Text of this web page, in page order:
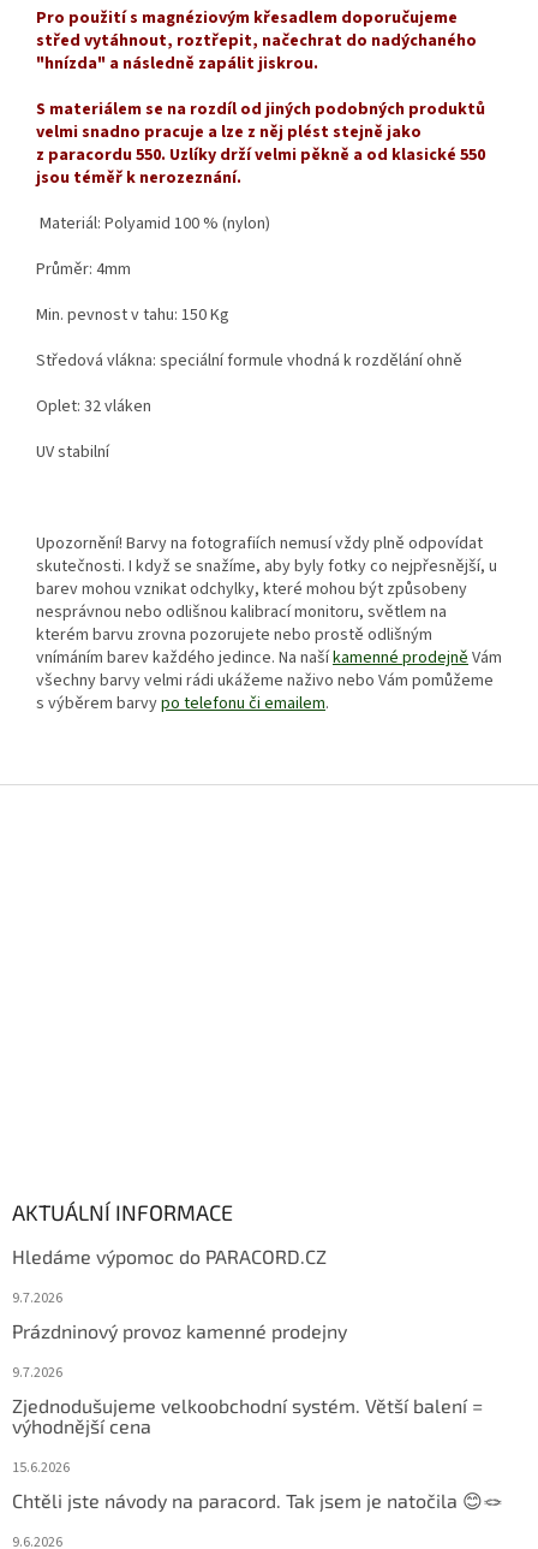
Pro použití s magnéziovým křesadlem doporučujeme
střed vytáhnout, roztřepit, načechrat do nadýchaného
"hnízda" a následně zapálit jiskrou.
S materiálem se na rozdíl od jiných podobných produktů
velmi snadno pracuje a lze z něj plést stejně jako
z paracordu 550. Uzlíky drží velmi pěkně a od klasické 550
jsou téměř k nerozeznání.
Materiál: Polyamid 100 % (nylon)
Průměr: 4mm
Min. pevnost v tahu: 150 Kg
Středová vlákna: speciální formule vhodná k rozdělání ohně
Oplet: 32 vláken
UV stabilní
Upozornění! Barvy na fotografiích nemusí vždy plně odpovídat
skutečnosti. I když se snažíme, aby byly fotky co nejpřesnější, u
barev mohou vznikat odchylky, které mohou být způsobeny
nesprávnou nebo odlišnou kalibrací monitoru, světlem na
kterém barvu zrovna pozorujete nebo prostě odlišným
vnímáním barev každého jedince. Na našíkamenné prodejněVám
všechny barvy velmi rádi ukážeme naživo nebo Vám pomůžeme
s výběrem barvypo telefonu či emailem.
AKTUÁLNÍ INFORMACE
Hledáme výpomoc do PARACORD.CZ
9.7.2026
Prázdninový provoz kamenné prodejny
9.7.2026
Zjednodušujeme velkoobchodní systém. Větší balení =
výhodnější cena
15.6.2026
Chtěli jste návody na paracord. Tak jsem je natočila 😊🪢
9.6.2026